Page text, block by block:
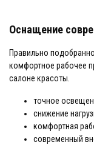
Оснащение
Правильно
комфортное рабочее
салоне красоты.
точное
снижение
комфортная
современный